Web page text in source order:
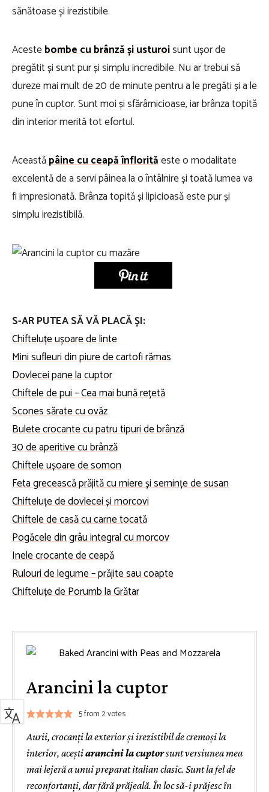
sănătoase și irezistibile.
Acestebombe cu brânză și usturoisunt ușor de
pregătit și sunt pur și simplu incredibile. Nu ar trebui să
dureze mai mult de 20 de minute pentru a le pregăti și a le
pune în cuptor. Sunt moi și sfărâmicioase, iar brânza topită
din interior merită tot efortul.
Aceastăpâine cu ceapă înflorităeste o modalitate
excelentă de a servi pâinea la o întâlnire și toată lumea va
fi impresionată. Brânza topită și lipicioasă este pur și
simplu irezistibilă.
S-AR PUTEA SĂ VĂ PLACĂ ȘI:
Chifteluțe ușoare de linte
Mini sufleuri din piure de cartofi rămas
Dovlecei pane la cuptor
Chiftele de pui – Cea mai bună rețetă
Scones sărate cu ovăz
Bulete crocante cu patru tipuri de brânză
30 de aperitive cu brânză
Chiftele ușoare de somon
Feta grecească prăjită cu miere și semințe de susan
Chifteluțe de dovlecei și morcovi
Chiftele de casă cu carne tocată
Pogăcele din grâu integral cu morcov
Inele crocante de ceapă
Rulouri de legume – prăjite sau coapte
Chifteluțe de Porumb la Grătar
Arancini la cuptor
5from 2votes
Aurii, crocanți la exterior și irezistibil de cremoși la
interior, aceștiarancini la cuptorsunt versiunea mea
mai lejeră a unui preparat italian clasic. Sunt la fel de
reconfortanți, dar fără prăjeală. În loc să-i prăjesc în